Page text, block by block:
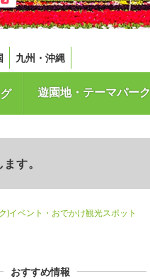
九州・沖縄
遊園地・テーマパーク
す。
)イベント・おでかけ観光スポット
おすすめ情報